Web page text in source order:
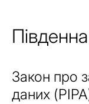
Закон про
даних